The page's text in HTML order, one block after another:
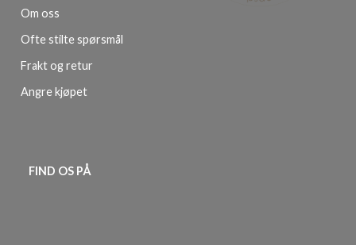
Om oss
Ofte stilte spørsmål
Frakt og retur
Angre kjøpet
FIND OS PÅ